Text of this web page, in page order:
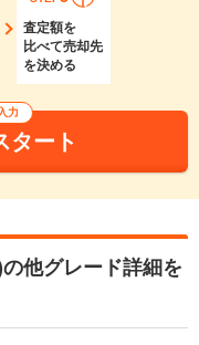
査定額を
比べて売却先
を決める
力
タート
他グレード詳細を